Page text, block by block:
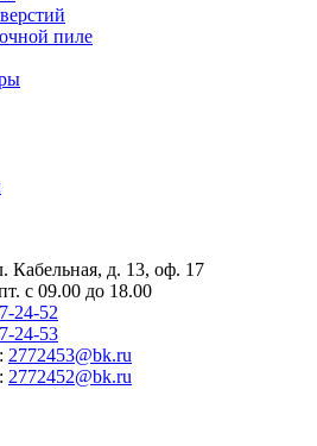
пиле
Кабельная, д. 13, оф. 17
с 09.00 до 18.00
24-52
24-53
2772453@bk.ru
2772452@bk.ru